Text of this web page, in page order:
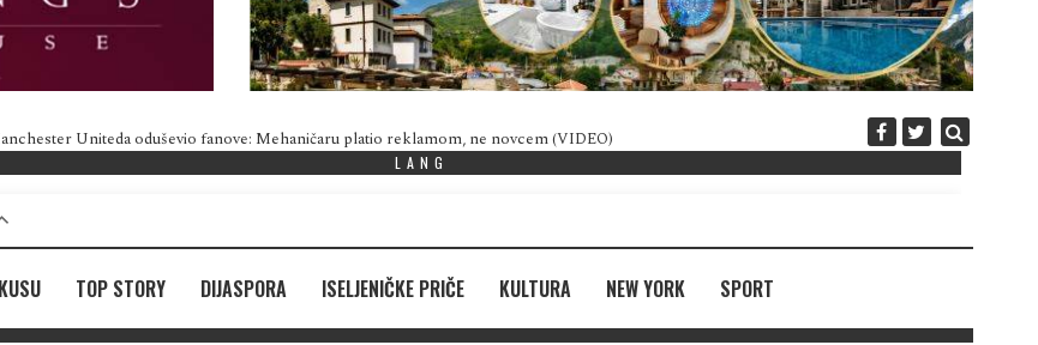
Uniteda oduševio fanove: Mehaničaru platio reklamom, ne novcem (VIDEO) Diplomatija po
LANG
TOP STORY DIJASPORA ISELJENIČKE PRIČE KULTURA NEW YORK SPORT